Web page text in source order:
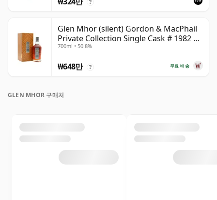
?
Glen Mhor (silent) Gordon & MacPhail
Private Collection Single Cask # 1982 40
년산
700ml • 50.8%
무료 배송
₩648만 ?
GLEN MHOR 구매처